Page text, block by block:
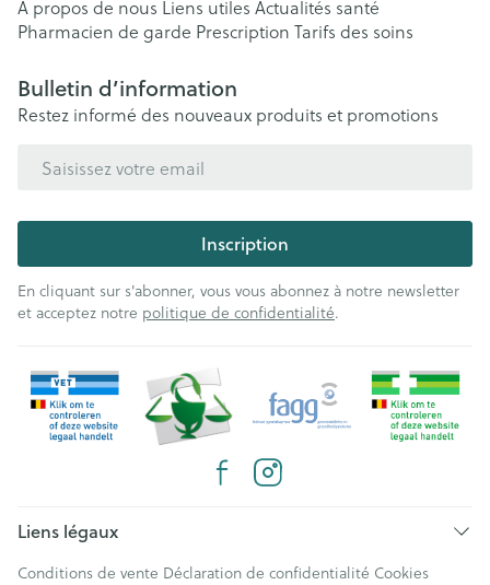
A propos de nous Liens utiles Actualités santé
Pharmacien de garde Prescription Tarifs des soins
Bulletin d’information
Restez informé des nouveaux produits et promotions
Inscription
En cliquant sur s'abonner, vous vous abonnez à notre newsletter
et acceptez notre politique de confidentialité.
Liens légaux
Conditions de vente Déclaration de confidentialité Cookies